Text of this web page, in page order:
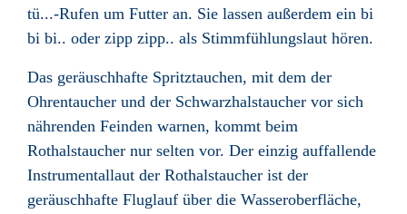
tü...-Rufen um Futter an. Sie lassen außerdem ein bi
bi bi.. oder zipp zipp.. als Stimmfühlungslaut hören.
Das geräuschhafte Spritztauchen, mit dem der
Ohrentaucher und der Schwarzhalstaucher vor sich
nährenden Feinden warnen, kommt beim
Rothalstaucher nur selten vor. Der einzig auffallende
Instrumentallaut der Rothalstaucher ist der
geräuschhafte Fluglauf über die Wasseroberfläche,